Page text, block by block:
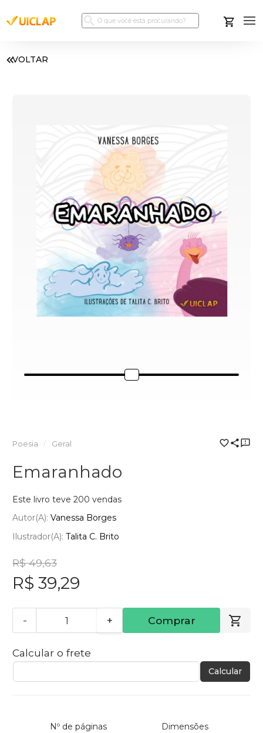
VOLTAR
Poesia Geral
Emaranhado
Este livro teve 200 vendas
Autor(a): Vanessa Borges
Ilustrador(a): Talita C. Brito
R$ 49,63
R$ 39,29
- + Comprar
Calcular o frete
Calcular
Nº de páginas Dimensões